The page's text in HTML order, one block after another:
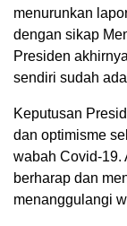
menurunkan
dengan sikap
Presiden
sendiri sudah
Keputusan
dan optimisme
wabah Covid-19.
berharap dan
menanggulangi